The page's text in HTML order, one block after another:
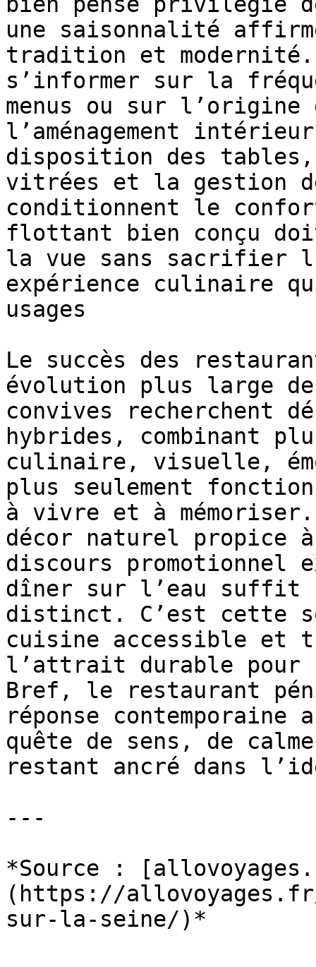
une saisonnalité
tradition et
s’informer sur la
menus ou sur
l’aménagement
disposition des
vitrées et la gestion
conditionnent le
flottant bien conçu
la vue sans sacrifier
expérience culinaire
usages
Le succès des
évolution plus large
convives recherchent
hybrides, combinant
culinaire, visuelle,
plus seulement
à vivre et à
décor naturel propice
discours
dîner sur l’eau suffit
distinct. C’est cette
cuisine accessible et
l’attrait durable pour
Bref, le restaurant
réponse
quête de sens, de
restant ancré dans
---
*Source :
(https://